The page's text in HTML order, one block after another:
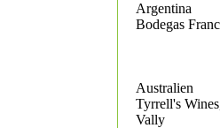
Argentina
Bodegas
Australien
Tyrrell's
Vally